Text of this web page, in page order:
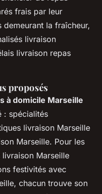
frais par leur
demeurant la fraîcheur,
livraison
livraison repas
proposés
à domicile Marseille
: spécialités
livraison Marseille
Marseille. Pour les
Marseille
festivités avec
chacun trouve son